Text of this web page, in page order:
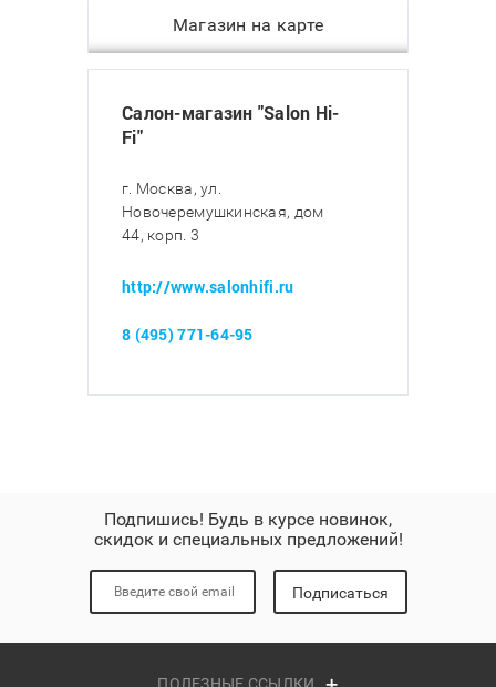
Магазин на карте
Салон-магазин "Salon Hi-
Fi"
г. Москва, ул.
Новочеремушкинская, дом
44, корп. 3
http://www.salonhifi.ru
8 (495) 771-64-95
Подпишись! Будь в курсе новинок,
скидок и специальных предложений!
Подписаться